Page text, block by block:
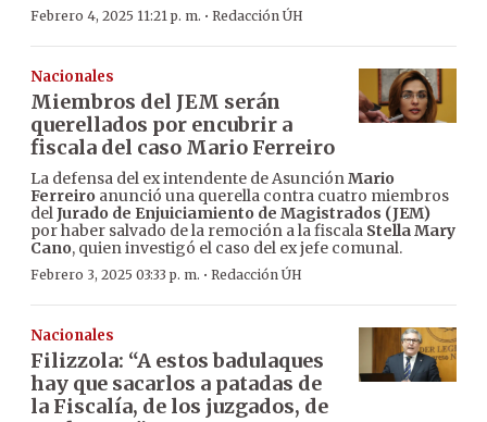
Febrero 4, 2025 11:21 p. m. · Redacción ÚH
Nacionales
Miembros del JEM serán
querellados por encubrir a
fiscala del caso Mario Ferreiro
La defensa del ex intendente de AsunciónMario
Ferreiro anunció una querella contra cuatro miembros
delJurado de Enjuiciamiento de Magistrados (JEM)
por haber salvado de la remoción a la fiscala Stella Mary
Cano, quien investigó el caso del ex jefe comunal.
Febrero 3, 2025 03:33 p. m. · Redacción ÚH
Nacionales
Filizzola: “A estos badulaques
hay que sacarlos a patadas de
la Fiscalía, de los juzgados, de